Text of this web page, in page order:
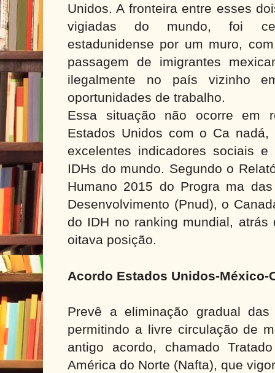
Unidos. A fronteira entre esses
vigiadas do mundo, foi
estadunidense por um muro,
passagem de imigrantes
ilegalmente no país vizinho
oportunidades de trabalho.
Essa situação não ocorre em
Estados Unidos com o Ca
excelentes indicadores sociais
IDHs do mundo. Segundo o
Humano 2015 do Progra ma
Desenvolvimento (Pnud), o
do IDH no ranking mundial, atrás
oitava posição.
Acordo Estados Unidos-México-
Prevê a eliminação gradual
permitindo a livre circulação de
antigo acordo, chamado
América do Norte (Nafta), que